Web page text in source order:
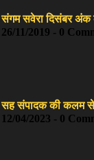
संगम सवेरा दिसंबर अंक
26/11/2019 - 0
सह संपादक की कलम से
12/04/2023 - 0